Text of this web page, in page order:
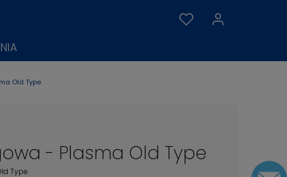
Old Type
- Plasma Old Type
Type